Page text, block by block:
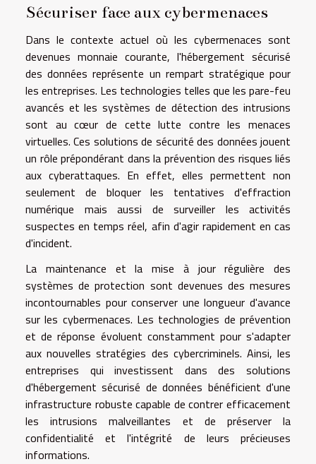
Sécuriser face aux cybermenaces
Dans le contexte actuel où les cybermenaces sont
devenues monnaie courante, l'hébergement sécurisé
des données représente un rempart stratégique pour
les entreprises. Les technologies telles que les pare-feu
avancés et les systèmes de détection des intrusions
sont au cœur de cette lutte contre les menaces
virtuelles. Ces solutions de sécurité des données jouent
un rôle prépondérant dans la prévention des risques liés
aux cyberattaques. En effet, elles permettent non
seulement de bloquer les tentatives d'effraction
numérique mais aussi de surveiller les activités
suspectes en temps réel, afin d'agir rapidement en cas
d'incident.
La maintenance et la mise à jour régulière des
systèmes de protection sont devenues des mesures
incontournables pour conserver une longueur d'avance
sur les cybermenaces. Les technologies de prévention
et de réponse évoluent constamment pour s'adapter
aux nouvelles stratégies des cybercriminels. Ainsi, les
entreprises qui investissent dans des solutions
d'hébergement sécurisé de données bénéficient d'une
infrastructure robuste capable de contrer efficacement
les intrusions malveillantes et de préserver la
confidentialité et l'intégrité de leurs précieuses
informations.